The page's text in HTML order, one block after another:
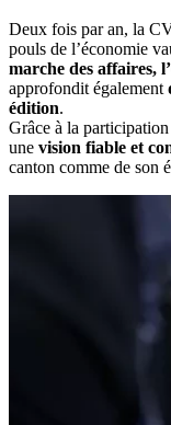
Deux fois par an, la
pouls de l’économie
marche des affaires,
approfondit également
édition.
Grâce à la
une vision fiable et
canton comme de son